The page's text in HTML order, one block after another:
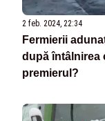
2 feb. 2024, 22:34
Fermierii
după întâlnirea
premierul?